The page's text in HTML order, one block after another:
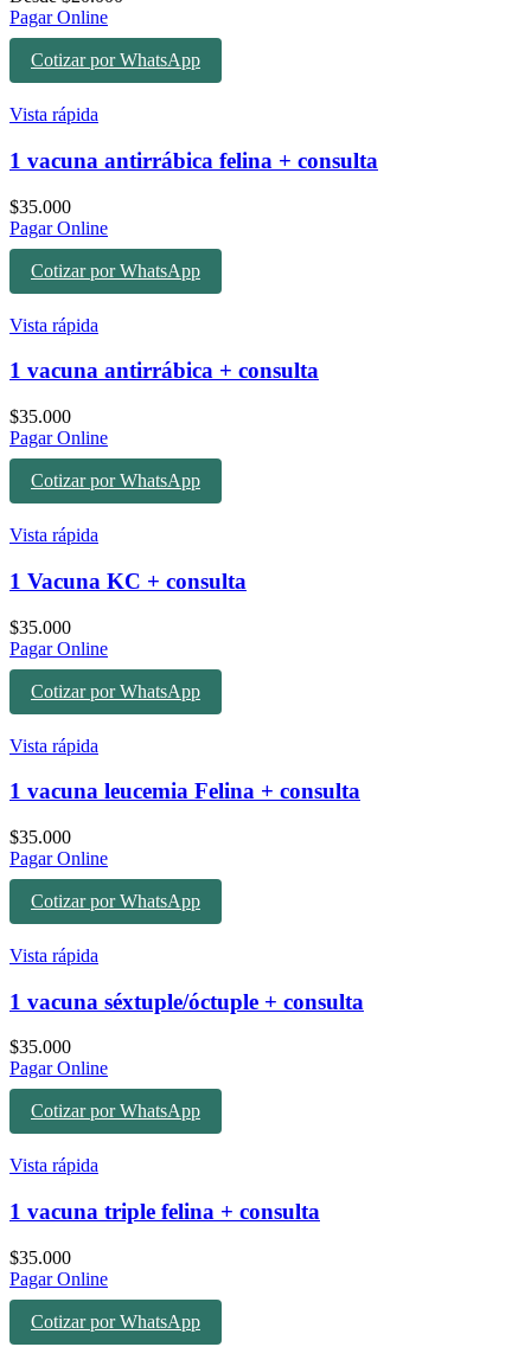
Pagar Online
Cotizar por WhatsApp
Vista rápida
1 vacuna antirrábica felina + consulta
$35.000
Pagar Online
Cotizar por WhatsApp
Vista rápida
1 vacuna antirrábica + consulta
$35.000
Pagar Online
Cotizar por WhatsApp
Vista rápida
1 Vacuna KC + consulta
$35.000
Pagar Online
Cotizar por WhatsApp
Vista rápida
1 vacuna leucemia Felina + consulta
$35.000
Pagar Online
Cotizar por WhatsApp
Vista rápida
1 vacuna séxtuple/óctuple + consulta
$35.000
Pagar Online
Cotizar por WhatsApp
Vista rápida
1 vacuna triple felina + consulta
$35.000
Pagar Online
Cotizar por WhatsApp